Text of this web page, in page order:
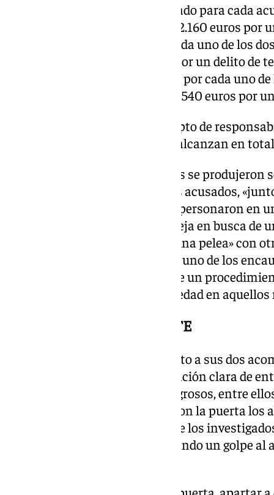
El Ministerio Público ha solicitado para cada
años de prisión y una multa de 2.160 euros
morada; un año de cárcel por cada uno de los
atribuye; nueve años de cárcel por un delito de
alevosía; cuatro años de prisión por cada uno
los que le acusa, y una multa de 540 euros por
También reclama que en concepto de
cantidades a los afectados que alcanzan en
La Fiscalía relata que los hechos se produjeron
octubre de 2020, cuando los dos acusados,
han conseguido identificar», se personaron en
hispalense donde vivía una pareja en busca de
que «horas antes había tenido una pelea» con
que se encontraban los hijos de uno de los
personas contra las que se sigue un
pero conforme a su minoría de edad en
UN HACHA O UN MACHETE
De este modo, los acusados, junto a sus dos
«llamaron a la puerta, con intención clara de
provistos de instrumentos peligrosos, entre
o machete», de modo que abrieron la puerta
de manera muy agresiva» uno de los
dándoles empujones» y propinando un golpe al